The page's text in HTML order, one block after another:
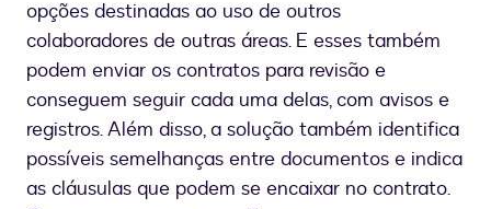
opções destinadas ao uso de outros
colaboradores de outras áreas. E esses também
podem enviar os contratos para revisão e
conseguem seguir cada uma delas, com avisos e
registros. Além disso, a solução também identifica
possíveis semelhanças entre documentos e indica
as cláusulas que podem se encaixar no contrato.